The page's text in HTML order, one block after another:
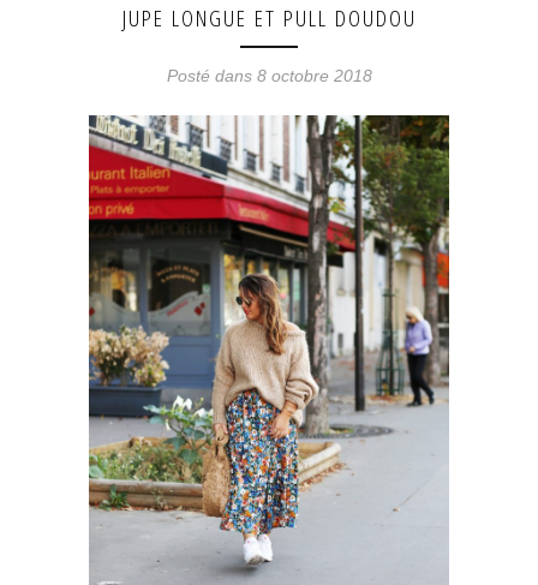
JUPE LONGUE ET PULL DOUDOU
Posté dans 8 octobre 2018